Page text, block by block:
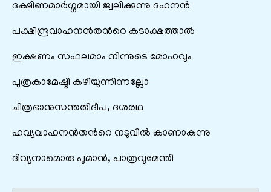
ദക്ഷിണമാർഗ്ഗമായി ജ്വലിക്കുന്നു ദഹനൻ‍
പക്ഷീന്ദ്രവാഹനന്‍തന്‍റെ കടാക്ഷത്താൽ
ഇക്ഷണം സഫലമാം നിന്നുടെ മോഹവും
പുത്രകാമേഷ്ടി കഴിയുന്നിന്നല്ലോ
ചിത്രഭാനുസന്തതിദീപ, ദശരഥ
ഹവ്യവാഹനൻതന്‍റെ നടുവിൽ‍ കാണാകുന്നു
ദിവ്യനാമൊരു പുമാൻ, പാത്രവുമേന്തി